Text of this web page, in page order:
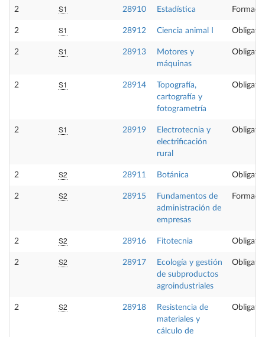
2 S1 28910 Estadística
2 S1 28912 Ciencia animal I
2 S1 28913
Motores y
máquinas
2 S1 28914
Topografía,
cartografía y
fotogrametría
2 S1 28919
Electrotecnia y
electrificación
rural
2 S2 28911 Botánica
2 S2 28915
Fundamentos de
administración de
empresas
2 S2 28916 Fitotecnia
2 S2 28917
Ecología y gestión
de subproductos
agroindustriales
2 S2 28918
Resistencia de
materiales y
cálculo de